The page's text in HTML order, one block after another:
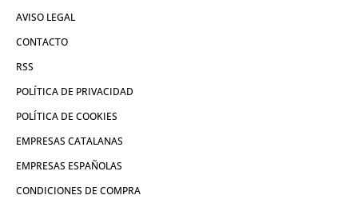
AVISO LEGAL
CONTACTO
RSS
POLÍTICA DE PRIVACIDAD
POLÍTICA DE COOKIES
EMPRESAS CATALANAS
EMPRESAS ESPAÑOLAS
CONDICIONES DE COMPRA